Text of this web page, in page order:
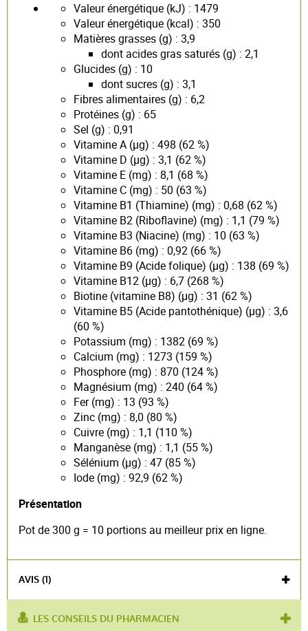
Valeur énergétique (kJ) : 1479
Valeur énergétique (kcal) : 350
Matières grasses (g) : 3,9
dont acides gras saturés (g) : 2,1
Glucides (g) : 10
dont sucres (g) : 3,1
Fibres alimentaires (g) : 6,2
Protéines (g) : 65
Sel (g) : 0,91
Vitamine A (µg) : 498 (62 %)
Vitamine D (µg) : 3,1 (62 %)
Vitamine E (mg) : 8,1 (68 %)
Vitamine C (mg) : 50 (63 %)
Vitamine B1 (Thiamine) (mg) : 0,68 (62 %)
Vitamine B2 (Riboflavine) (mg) : 1,1 (79 %)
Vitamine B3 (Niacine) (mg) : 10 (63 %)
Vitamine B6 (mg) : 0,92 (66 %)
Vitamine B9 (Acide folique) (µg) : 138 (69 %)
Vitamine B12 (µg) : 6,7 (268 %)
Biotine (vitamine B8) (μg) : 31 (62 %)
Vitamine B5 (Acide pantothénique) (µg) : 3,6
(60 %)
Potassium (mg) : 1382 (69 %)
Calcium (mg) : 1273 (159 %)
Phosphore (mg) : 870 (124 %)
Magnésium (mg) : 240 (64 %)
Fer (mg) : 13 (93 %)
Zinc (mg) : 8,0 (80 %)
Cuivre (mg) : 1,1 (110 %)
Manganèse (mg) : 1,1 (55 %)
Sélénium (µg) : 47 (85 %)
Iode (mg) : 92,9 (62 %)
Présentation
Pot de 300 g = 10 portions au meilleur prix en ligne.
AVIS (1)
LES CONSEILS DU PHARMACIEN